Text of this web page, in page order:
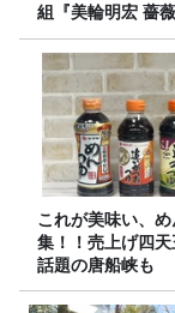
組『美輪明宏 薔
～ごきげんよう
～』8/9（日）16
これが美味い、
集！！売上げ四天
話題の唐船峡も